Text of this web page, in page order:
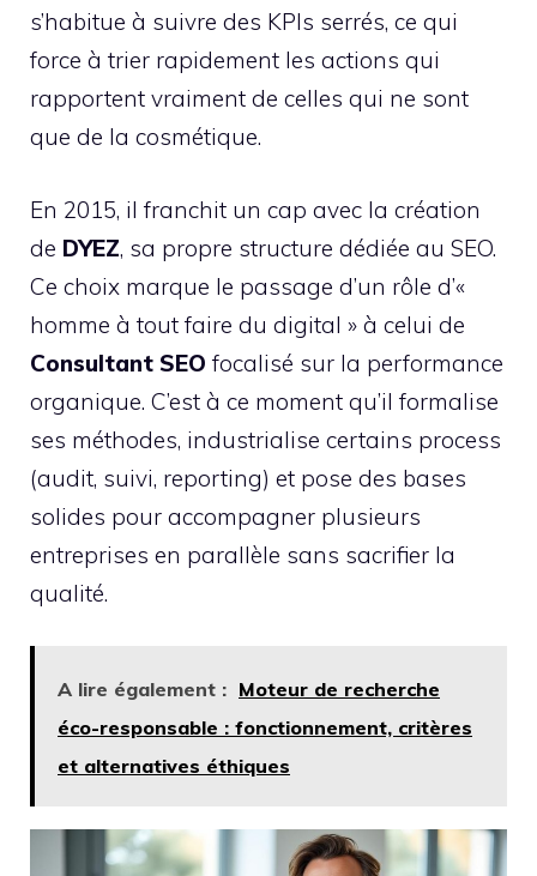
s’habitue à suivre des KPIs serrés, ce qui
force à trier rapidement les actions qui
rapportent vraiment de celles qui ne sont
que de la cosmétique.
En 2015, il franchit un cap avec la création
de DYEZ, sa propre structure dédiée au SEO.
Ce choix marque le passage d’un rôle d’«
homme à tout faire du digital » à celui de
Consultant SEO focalisé sur la performance
organique. C’est à ce moment qu’il formalise
ses méthodes, industrialise certains process
(audit, suivi, reporting) et pose des bases
solides pour accompagner plusieurs
entreprises en parallèle sans sacrifier la
qualité.
A lire également : Moteur de recherche
éco-responsable : fonctionnement, critères
et alternatives éthiques